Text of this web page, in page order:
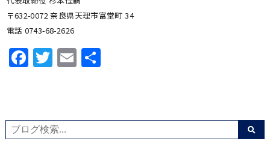
〒632-0072 奈良県天理市富堂町 34
電話 0743-68-2626
Facebook
Twitter
Email
共